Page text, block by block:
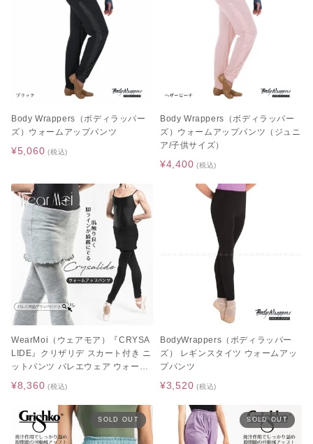
Body Wrappers（ボディラッパー
ズ）ウォームアップパンツ
¥5,060 (税込)
Body Wrappers（ボディラッパー
ズ）ウォームアップパンツ（ジュニ
ア/子供サイズ）
¥4,400 (税込)
WearMoi（ウェアモア）『CRYSA
LIDE』クリザリデ スカート付き ニ
ットパンツ バレエウェア ウォーム
アップウェア
¥8,360 (税込)
BodyWrappers（ボディラッパー
ズ） レギンスタイツ ウォームアッ
プパンツ
¥3,520 (税込)
SOLD OUT SOLD OUT